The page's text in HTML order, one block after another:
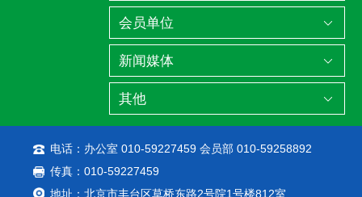
电话：办公室 010-59227459 会员部 010-59258892
传真：010-59227459
地址：北京市丰台区草桥东路2号院1号楼812室